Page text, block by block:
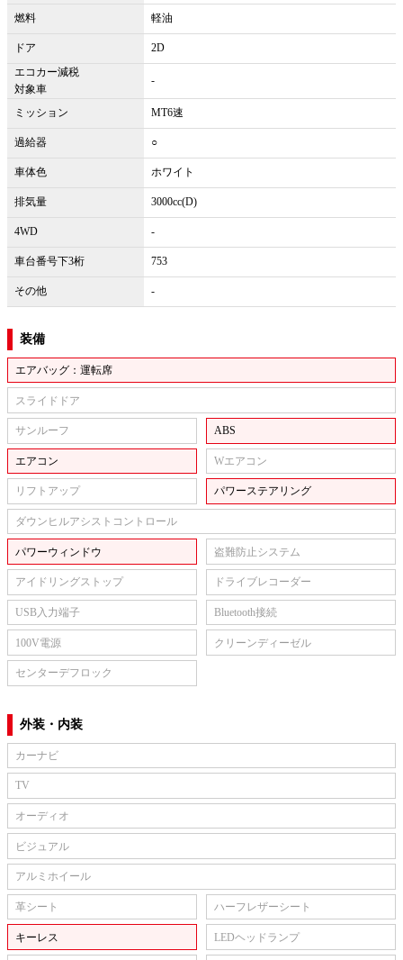
燃料 軽油
ドア
2D
エコカー減税
対象車
-
ミッション MT6速
過給器 ○
車体色 ホワイト
排気量 3000cc(D)
4WD -
車台番号下3桁 753
その他 -
装備
エアバッグ：運転席
スライドドア
サンルーフ ABS
エアコン Wエアコン
リフトアップ パワーステアリング
ダウンヒルアシストコントロール
パワーウィンドウ 盗難防止システム
アイドリングストップ ドライブレコーダー
USB入力端子 Bluetooth接続
100V電源 クリーンディーゼル
センターデフロック
外装・内装
カーナビ
TV
オーディオ
ビジュアル
アルミホイール
革シート ハーフレザーシート
キーレス LEDヘッドランプ